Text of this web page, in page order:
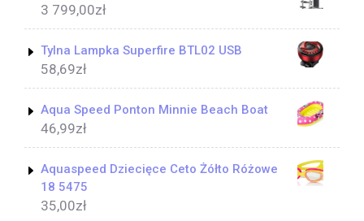
3 799,00zł
Tylna Lampka Superfire BTL02 USB
58,69zł
Aqua Speed Ponton Minnie Beach Boat
46,99zł
Aquaspeed Dziecięce Ceto Żółto Różowe
18 5475
35,00zł